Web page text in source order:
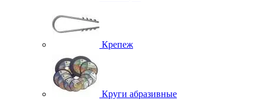
Крепеж
Круги абразивные